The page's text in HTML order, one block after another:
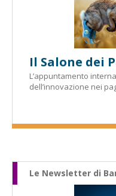
Il Salone dei
L’appuntamento
dell’innovazione nei
Le Newsletter di